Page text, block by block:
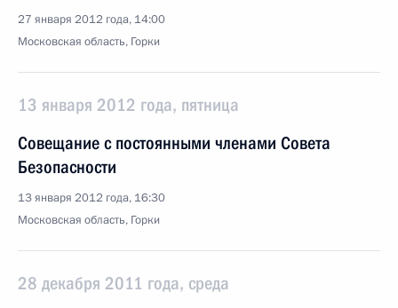
27 января 2012 года, 14:00
Московская область, Горки
13 января 2012 года, пятница
Совещание с постоянными членами Совета
Безопасности
13 января 2012 года, 16:30
Московская область, Горки
28 декабря 2011 года, среда